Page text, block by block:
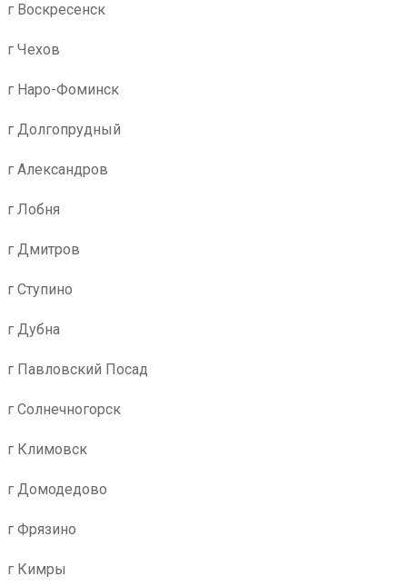
г Воскресенск
г Чехов
г Наро-Фоминск
г Долгопрудный
г Александров
г Лобня
г Дмитров
г Ступино
г Дубна
г Павловский Посад
г Солнечногорск
г Климовск
г Домодедово
г Фрязино
г Кимры